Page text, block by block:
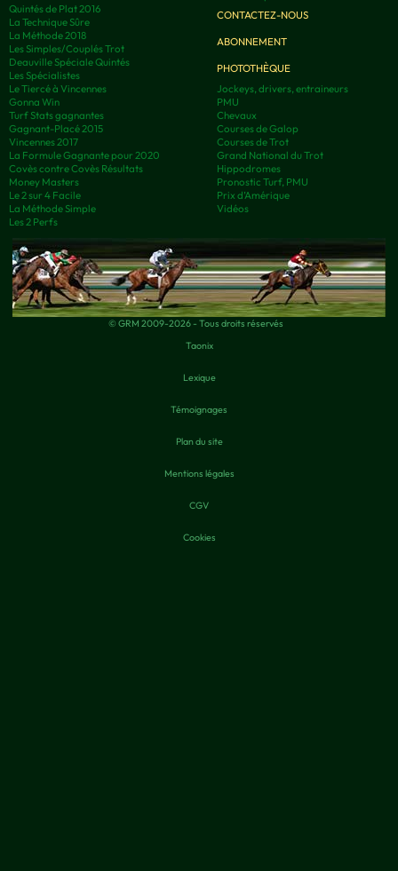
Quintés de Plat 2016
La Technique Sûre
La Méthode 2018
Les Simples/Couplés Trot
Deauville Spéciale Quintés
Les Spécialistes
Le Tiercé à Vincennes
Gonna Win
Turf Stats gagnantes
Gagnant-Placé 2015
Vincennes 2017
La Formule Gagnante pour 2020
Covès contre Covès Résultats
Money Masters
Le 2 sur 4 Facile
La Méthode Simple
Les 2 Perfs
CONTACTEZ-NOUS
ABONNEMENT
PHOTOTHÈQUE
Jockeys, drivers, entraineurs
PMU
Chevaux
Courses de Galop
Courses de Trot
Grand National du Trot
Hippodromes
Pronostic Turf, PMU
Prix d’Amérique
Vidéos
© GRM 2009-2026 - Tous droits réservés
Taonix
Lexique
Témoignages
Plan du site
Mentions légales
CGV
Cookies